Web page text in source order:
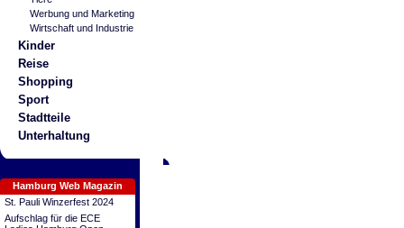
Werbung und Marketing
Wirtschaft und Industrie
Kinder
Reise
Shopping
Sport
Stadtteile
Unterhaltung
Hamburg Web Magazin
St. Pauli Winzerfest 2024
Aufschlag für die ECE